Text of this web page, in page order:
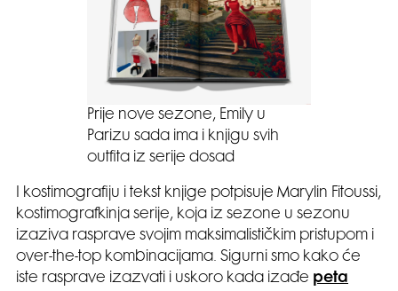
Prije nove sezone, Emily u
Parizu sada ima i knjigu svih
outfita iz serije dosad
I kostimografiju i tekst knjige potpisuje Marylin Fitoussi,
kostimografkinja serije, koja iz sezone u sezonu
izaziva rasprave svojim maksimalističkim pristupom i
over-the-top kombinacijama. Sigurni smo kako će
iste rasprave izazvati i uskoro kada izađe peta